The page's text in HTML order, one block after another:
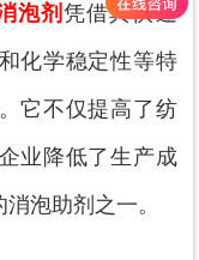
泡剂凭借其快速
化学稳定性等特
它不仅提高了纺
业降低了生产成
泡助剂之一。